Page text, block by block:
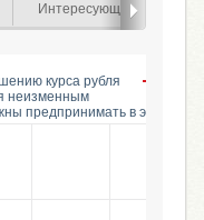
Интересующиеся курсом
курса рубля
неизменным
предпринимать в этом